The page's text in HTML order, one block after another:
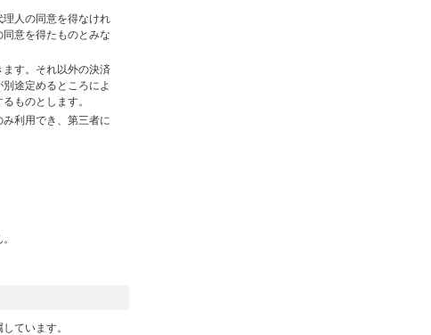
人の同意を得なけれ
意を得たものとみな
す。それ以外の決済
途定めるところによ
ものとします。
利用でき、第三者に
ています。